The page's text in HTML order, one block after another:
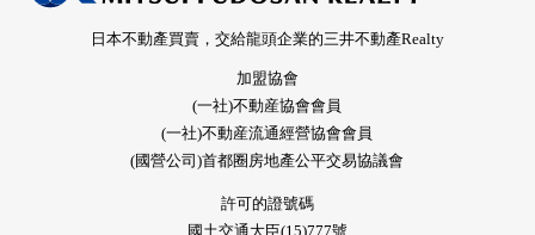
日本不動產買賣，交給龍頭企業的三井不動產Realty
加盟協會
(一社)不動産協會會員
(一社)不動産流通經營協會會員
(國營公司)首都圈房地產公平交易協議會
許可的證號碼
國土交通大臣(15)777號